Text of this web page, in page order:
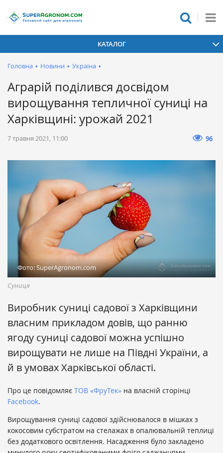
КАТАЛОГ
Головна • Новини • Україна •
Аграрій поділився досвідом
вирощування тепличної суниці на
Харківщині: урожай 2021
7 травня 2021, 11:00 96
Фото: SuperAgronom.com
Суниця
Виробник суниці садової з Харківщини
власним прикладом довів, що ранню
ягоду суниці садової можна успішно
вирощувати не лише на Півдні України, а
й в умовах Харківської області.
Про це повідомляє ТОВ «ФруТек» на власній сторінці
Facebook.
Вирощування суниці садової здійснювалося в мішках з
кокосовим субстратом на стелажах в опалювальній теплиці
без додаткового освітлення. Насадження було закладено